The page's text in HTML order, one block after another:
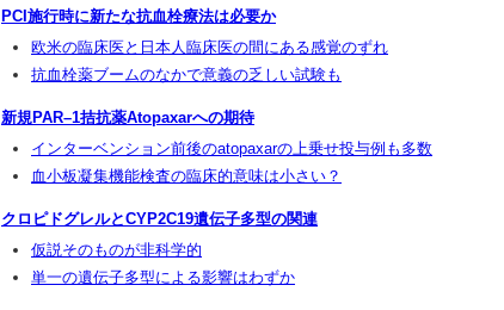
PCI施行時に新たな抗血栓療法は必要か
欧米の臨床医と日本人臨床医の間にある感覚のずれ
抗血栓薬ブームのなかで意義の乏しい試験も
新規PAR–1拮抗薬Atopaxarへの期待
インターベンション前後のatopaxarの上乗せ投与例も多数
血小板凝集機能検査の臨床的意味は小さい？
クロピドグレルとCYP2C19遺伝子多型の関連
仮説そのものが非科学的
単一の遺伝子多型による影響はわずか